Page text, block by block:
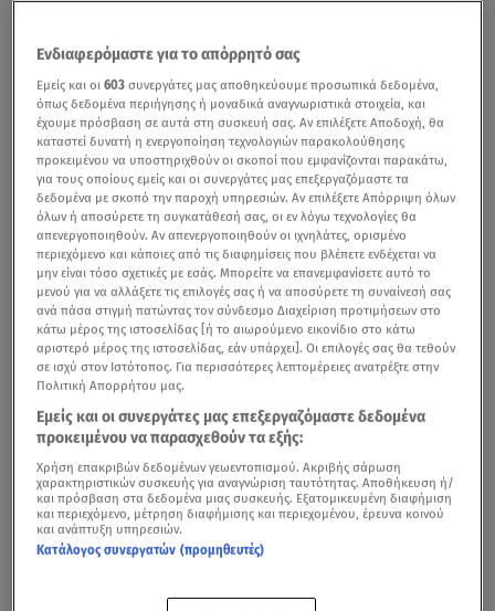
Ενδιαφερόμαστε για το απόρρητό σας
Εμείς και οι603 συνεργάτες μας αποθηκεύουμε προσωπικά δεδομένα,
όπως δεδομένα περιήγησης ή μοναδικά αναγνωριστικά στοιχεία, και
έχουμε πρόσβαση σε αυτά στη συσκευή σας. Αν επιλέξετε Αποδοχή, θα
καταστεί δυνατή η ενεργοποίηση τεχνολογιών παρακολούθησης
προκειμένου να υποστηριχθούν οι σκοποί που εμφανίζονται παρακάτω,
για τους οποίους εμείς και οι συνεργάτες μας επεξεργαζόμαστε τα
δεδομένα με σκοπό την παροχή υπηρεσιών. Αν επιλέξετε Απόρριψη όλων
όλων ή αποσύρετε τη συγκατάθεσή σας, οι εν λόγω τεχνολογίες θα
απενεργοποιηθούν. Αν απενεργοποιηθούν οι ιχνηλάτες, ορισμένο
περιεχόμενο και κάποιες από τις διαφημίσεις που βλέπετε ενδέχεται να
μην είναι τόσο σχετικές με εσάς. Μπορείτε να επανεμφανίσετε αυτό το
μενού για να αλλάξετε τις επιλογές σας ή να αποσύρετε τη συναίνεσή σας
ανά πάσα στιγμή πατώντας τον σύνδεσμο Διαχείριση προτιμήσεων στο
κάτω μέρος της ιστοσελίδας [ή το αιωρούμενο εικονίδιο στο κάτω
αριστερό μέρος της ιστοσελίδας, εάν υπάρχει]. Οι επιλογές σας θα τεθούν
σε ισχύ στον Ιστότοπος. Για περισσότερες λεπτομέρειες ανατρέξτε στην
Πολιτική Απορρήτου μας.
Εμείς και οι συνεργάτες μας επεξεργαζόμαστε δεδομένα
προκειμένου να παρασχεθούν τα εξής:
Χρήση επακριβών δεδομένων γεωεντοπισμού. Ακριβής σάρωση
χαρακτηριστικών συσκευής για αναγνώριση ταυτότητας. Αποθήκευση ή/
και πρόσβαση στα δεδομένα μιας συσκευής. Εξατομικευμένη διαφήμιση
και περιεχόμενο, μέτρηση διαφήμισης και περιεχομένου, έρευνα κοινού
και ανάπτυξη υπηρεσιών.
Κατάλογος συνεργατών (προμηθευτές)